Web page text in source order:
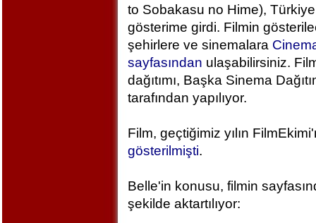
to Sobakasu no Hime),
gösterime girdi. Filmin
şehirlere ve sinemalara
sayfasından ulaşabilirsiniz.
dağıtımı, Başka Sinema
tarafından yapılıyor.
Film, geçtiğimiz yılın
gösterilmişti.
Belle'in konusu, filmin
şekilde aktartılıyor: